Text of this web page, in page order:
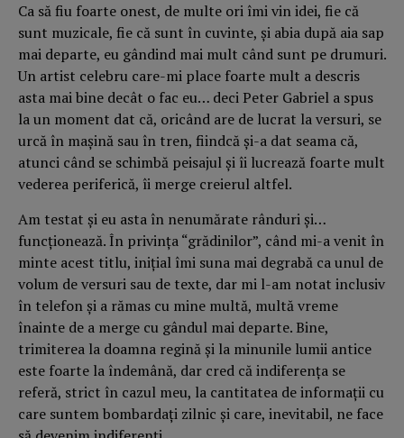
Ca să fiu foarte onest, de multe ori îmi vin idei, fie că
sunt muzicale, fie că sunt în cuvinte, şi abia după aia sap
mai departe, eu gândind mai mult când sunt pe drumuri.
Un artist celebru care-mi place foarte mult a descris
asta mai bine decât o fac eu… deci Peter Gabriel a spus
la un moment dat că, oricând are de lucrat la versuri, se
urcă în mașină sau în tren, fiindcă și-a dat seama că,
atunci când se schimbă peisajul şi îi lucrează foarte mult
vederea periferică, îi merge creierul altfel.
Am testat şi eu asta în nenumărate rânduri și…
funcționează. În privinţa “grădinilor”, când mi-a venit în
minte acest titlu, inițial îmi suna mai degrabă ca unul de
volum de versuri sau de texte, dar mi l-am notat inclusiv
în telefon şi a rămas cu mine multă, multă vreme
înainte de a merge cu gândul mai departe. Bine,
trimiterea la doamna regină și la minunile lumii antice
este foarte la îndemână, dar cred că indiferenţa se
referă, strict în cazul meu, la cantitatea de informații cu
care suntem bombardați zilnic și care, inevitabil, ne face